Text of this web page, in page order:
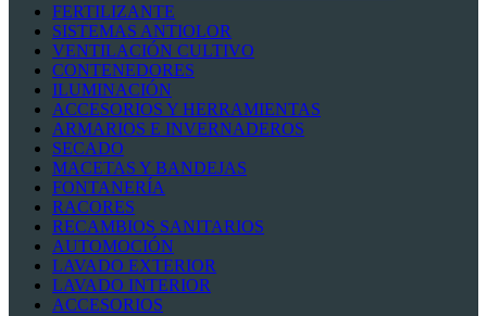
FERTILIZANTE
SISTEMAS ANTIOLOR
VENTILACIÓN CULTIVO
CONTENEDORES
ILUMINACIÓN
ACCESORIOS Y HERRAMIENTAS
ARMARIOS E INVERNADEROS
SECADO
MACETAS Y BANDEJAS
FONTANERÍA
RACORES
RECAMBIOS SANITARIOS
AUTOMOCIÓN
LAVADO EXTERIOR
LAVADO INTERIOR
ACCESORIOS